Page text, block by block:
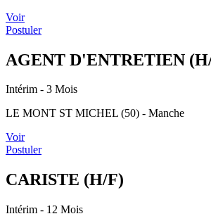
Voir
Postuler
AGENT D'ENTRETIEN
Intérim - 3 Mois
LE MONT ST MICHEL (50) - Manche
Voir
Postuler
CARISTE (H/F)
Intérim - 12 Mois